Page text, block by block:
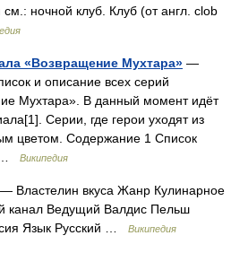
ночной клуб. Клуб (от англ. clob
«Возвращение Мухтара» —
и описание всех серий
Мухтара». В данный момент идёт
Серии, где герои уходят из
цветом. Содержание 1 Список
…
Википедия
— Властелин вкуса Жанр Кулинарное
канал Ведущий Валдис Пельш
Язык Русский …
Википедия